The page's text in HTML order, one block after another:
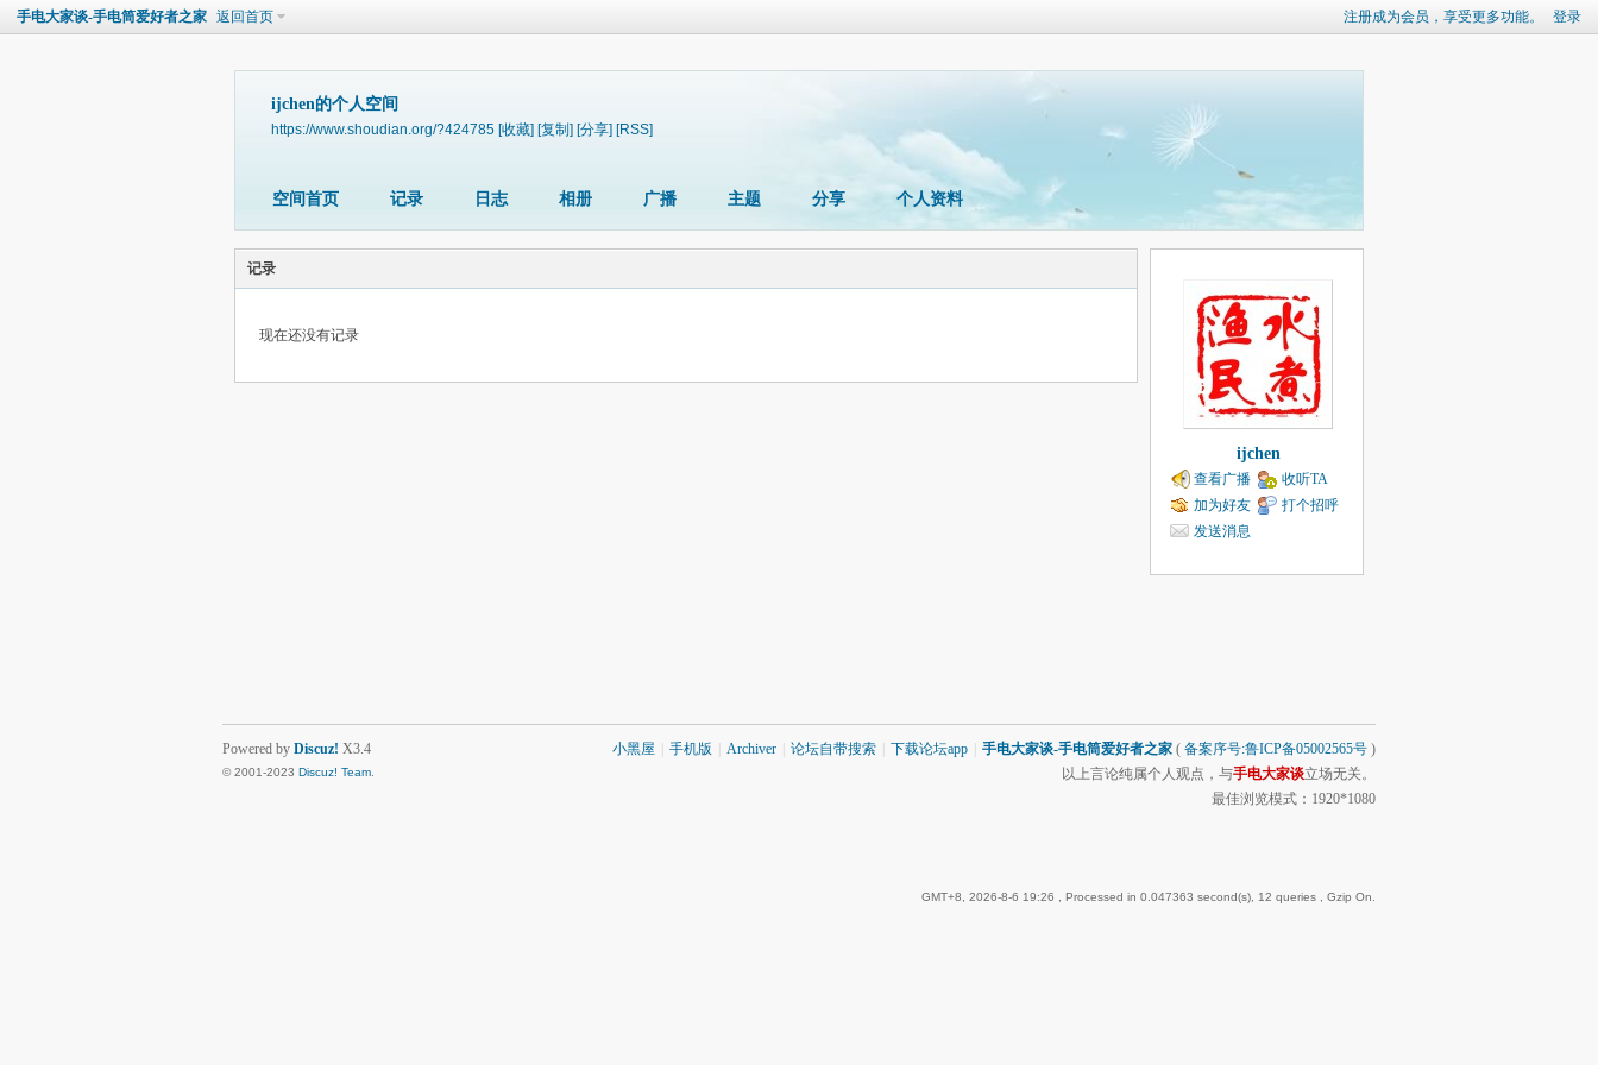
注册成为会员，享受更多功能。 登录
手电大家谈-手电筒爱好者之家 返回首页
ijchen的个人空间
https://www.shoudian.org/?424785 [收藏] [复制] [分享] [RSS]
空间首页 记录 日志 相册 广播 主题 分享 个人资料
记录
现在还没有记录
ijchen
查看广播
收听TA
加为好友
打个招呼
发送消息
小黑屋 手机版 Archiver 论坛自带搜索 下载论坛app 手电大家谈-手电筒爱好者之家 ( 备案序号:鲁ICP备05002565号 )
以上言论纯属个人观点，与手电大家谈立场无关。
最佳浏览模式：1920*1080
GMT+8, 2026-8-6 19:26 , Processed in 0.047363 second(s), 12 queries , Gzip On.
Powered by Discuz! X3.4
© 2001-2023 Discuz! Team